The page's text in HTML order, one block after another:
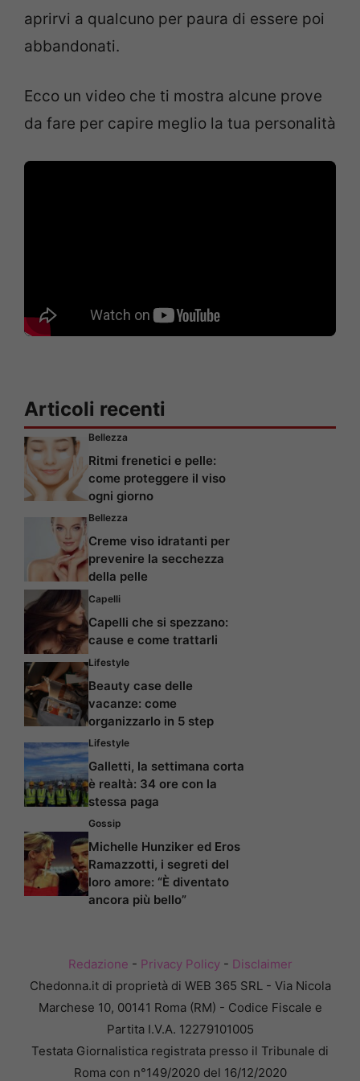
aprirvi a qualcuno per paura di essere poi
abbandonati.
Ecco un video che ti mostra alcune prove
da fare per capire meglio la tua personalità
Articoli recenti
Bellezza
Ritmi frenetici e pelle:
come proteggere il viso
ogni giorno
Bellezza
Creme viso idratanti per
prevenire la secchezza
della pelle
Capelli
Capelli che si spezzano:
cause e come trattarli
Lifestyle
Beauty case delle
vacanze: come
organizzarlo in 5 step
Lifestyle
Galletti, la settimana corta
è realtà: 34 ore con la
stessa paga
Gossip
Michelle Hunziker ed Eros
Ramazzotti, i segreti del
loro amore: “È diventato
ancora più bello”
Redazione - Privacy Policy- Disclaimer
Chedonna.it di proprietà di WEB 365 SRL - Via Nicola
Marchese 10, 00141 Roma (RM) - Codice Fiscale e
Partita I.V.A. 12279101005
Testata Giornalistica registrata presso il Tribunale di
Roma con n°149/2020 del 16/12/2020